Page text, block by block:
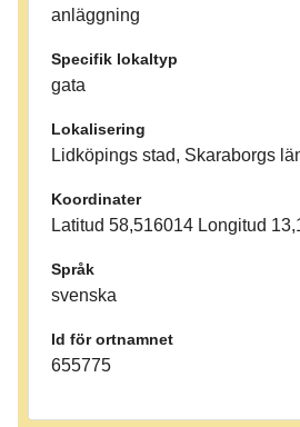
anläggning
Specifik lokaltyp
gata
Lokalisering
Lidköpings stad, Skaraborgs
Koordinater
Latitud 58,516014 Longitud
Språk
svenska
Id för ortnamnet
655775